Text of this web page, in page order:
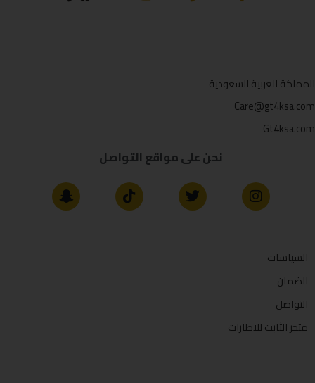
المملكة العربية السعودية
Care@gt4ksa.com
Gt4ksa.com
نحن على مواقع التواصل
السياسات
الضمان
التواصل
متجر الثابت للاطارات